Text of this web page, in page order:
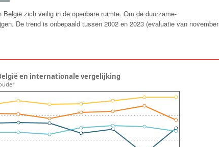
zich veilig in de openbare ruimte. Om de duurzame-
De trend is onbepaald tussen 2002 en 2023 (evaluatie van november
en internationale vergelijking